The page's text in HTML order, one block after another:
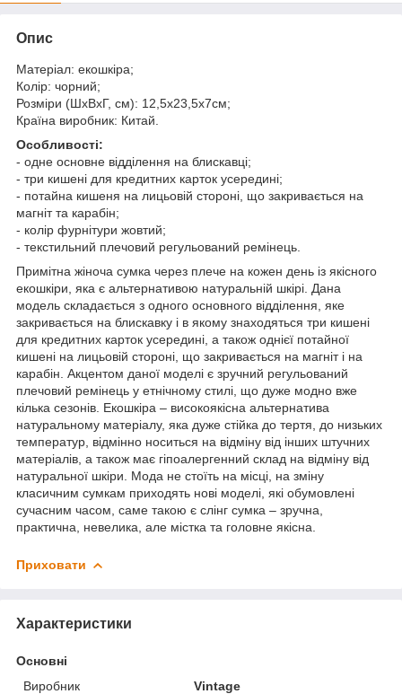
Опис
Матеріал: екошкіра;
Колір: чорний;
Розміри (ШхВхГ, см): 12,5х23,5х7см;
Країна виробник: Китай.
Особливості:
- одне основне відділення на блискавці;
- три кишені для кредитних карток усередині;
- потайна кишеня на лицьовій стороні, що закривається на
магніт та карабін;
- колір фурнітури жовтий;
- текстильний плечовий регульований ремінець.
Примітна жіноча сумка через плече на кожен день із якісного
екошкіри, яка є альтернативою натуральній шкірі. Дана
модель складається з одного основного відділення, яке
закривається на блискавку і в якому знаходяться три кишені
для кредитних карток усередині, а також однієї потайної
кишені на лицьовій стороні, що закривається на магніт і на
карабін. Акцентом даної моделі є зручний регульований
плечовий ремінець у етнічному стилі, що дуже модно вже
кілька сезонів. Екошкіра – високоякісна альтернатива
натуральному матеріалу, яка дуже стійка до тертя, до низьких
температур, відмінно носиться на відміну від інших штучних
матеріалів, а також має гіпоалергенний склад на відміну від
натуральної шкіри. Мода не стоїть на місці, на зміну
класичним сумкам приходять нові моделі, які обумовлені
сучасним часом, саме такою є слінг сумка – зручна,
практична, невелика, але містка та головне якісна.
Приховати
Характеристики
Основні
Виробник
Vintage